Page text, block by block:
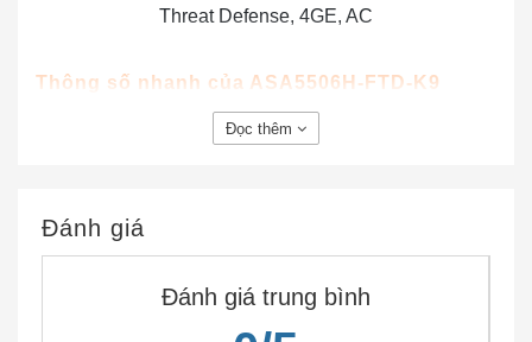
Threat Defense, 4GE, AC
Thông số nhanh của ASA5506H-FTD-K9
Bảng thông số nhanh của ASA5506H-FTD-K9
ASA5506H-FTD-K9
Thông lượng:
Kiểm soát ứng
250 Mb / giây
Đọc thêm
Đánh giá
Đánh giá trung bình